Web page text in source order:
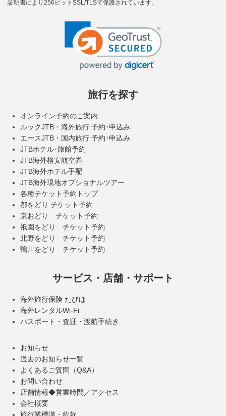
証明書により256ビットSSL/TLSで保護されています。
旅行を探す
オンライン予約のご案内
ルックJTB・海外旅行 予約･申込み
エースJTB・国内旅行 予約･申込み
JTBホテル･旅館予約
JTB海外格安航空券
JTB海外ホテル手配
JTB海外現地オプショナルツアー
各種チケット予約トップ
都をどり チケット予約
京おどり チケット予約
祇園をどり チケット予約
北野をどり チケット予約
鴨川をどり チケット予約
サービス・店舗・サポート
海外旅行保険 たびほ
海外レンタルWi-Fi
パスポート・査証・渡航手続き
お知らせ
過去のお知らせ一覧
よくあるご質問（Q&A）
お問い合わせ
店舗情報◆営業時間／アクセス
会社概要
旅行業標識・約款